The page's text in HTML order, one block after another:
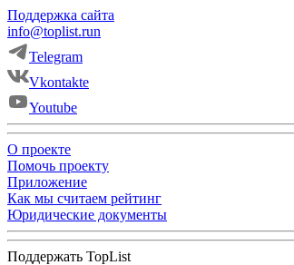
Поддержка сайта
info@toplist.run
Telegram
Vkontakte
Youtube
О проекте
Помочь проекту
Приложение
Как мы считаем рейтинг
Юридические документы
Поддержать TopList